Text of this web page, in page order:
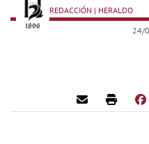
REDACCIÓN | HERALDO
24/